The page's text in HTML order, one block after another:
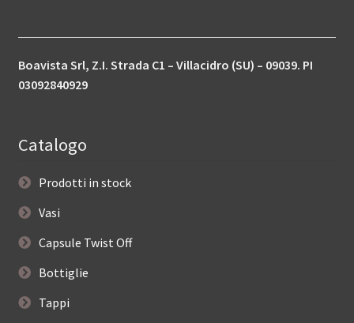
Boavista Srl, Z.I. Strada C1 – Villacidro (SU) – 09039. PI
03092840929
Catalogo
Prodotti in stock
Vasi
Capsule Twist Off
Bottiglie
Tappi